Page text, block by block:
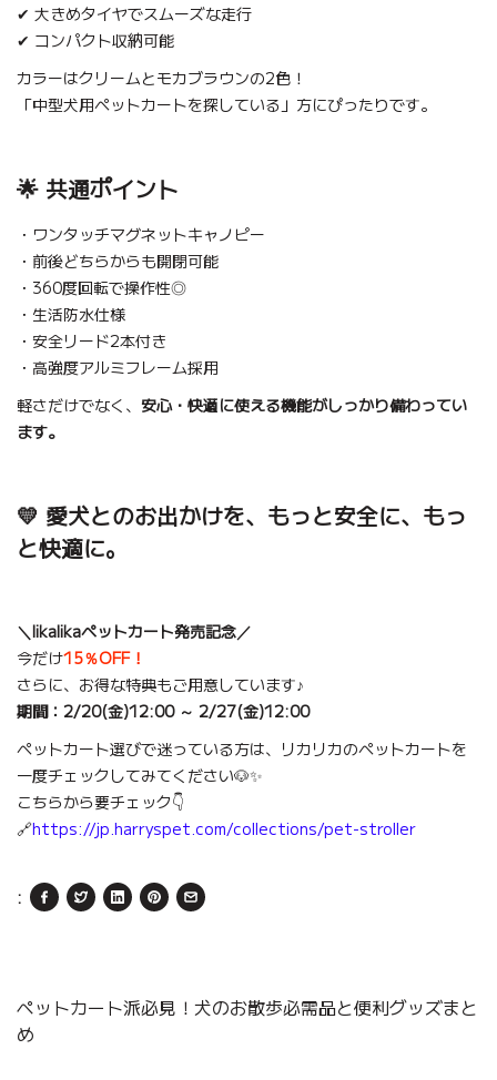
✔ 大きめタイヤでスムーズな走行
✔ コンパクト収納可能
カラーはクリームとモカブラウンの2色！
「中型犬用ペットカートを探している」方にぴったりです。
🌟 共通ポイント
・ワンタッチマグネットキャノピー
・前後どちらからも開閉可能
・360度回転で操作性◎
・生活防水仕様
・安全リード2本付き
・高強度アルミフレーム採用
軽さだけでなく、 安心・快適に使える機能がしっかり備わってい
ます。
💛 愛犬とのお出かけを、もっと安全に、もっ
と快適に。
＼likalikaペットカート発売記念／
今だけ15％OFF！
さらに、お得な特典もご用意しています♪
期間：2/20(金)12:00 ～ 2/27(金)12:00
ペットカート選びで迷っている方は、リカリカのペットカートを
一度チェックしてみてください🐶✨
こちらから要チェック👇
🔗https://jp.harryspet.com/collections/pet-stroller
:
ペットカート派必見！犬のお散歩必需品と便利グッズまと
め